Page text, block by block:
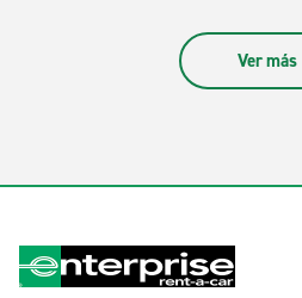
Ver más